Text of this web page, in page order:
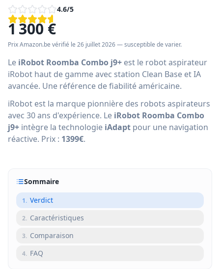
4.6/5
1 300 €
Prix Amazon.be vérifié le 26 juillet 2026— susceptible de varier.
Le iRobot Roomba Combo j9+ est le robot aspirateur
iRobot haut de gamme avec station Clean Base et IA
avancée. Une référence de fiabilité américaine.
iRobot est la marque pionnière des robots aspirateurs
avec 30 ans d'expérience. Le iRobot Roomba Combo
j9+ intègre la technologie iAdapt pour une navigation
réactive. Prix : 1399€.
Sommaire
1. Verdict
2. Caractéristiques
3. Comparaison
4. FAQ